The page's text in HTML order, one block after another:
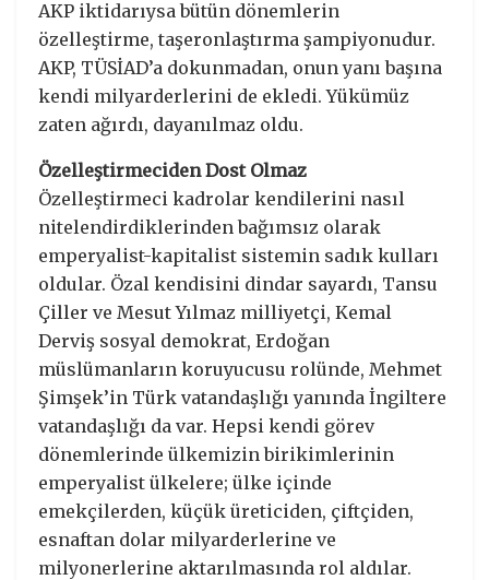
AKP iktidarıysa bütün dönemlerin
özelleştirme, taşeronlaştırma şampiyonudur.
AKP, TÜSİAD’a dokunmadan, onun yanı başına
kendi milyarderlerini de ekledi. Yükümüz
zaten ağırdı, dayanılmaz oldu.
Özelleştirmeciden Dost Olmaz
Özelleştirmeci kadrolar kendilerini nasıl
nitelendirdiklerinden bağımsız olarak
emperyalist-kapitalist sistemin sadık kulları
oldular. Özal kendisini dindar sayardı, Tansu
Çiller ve Mesut Yılmaz milliyetçi, Kemal
Derviş sosyal demokrat, Erdoğan
müslümanların koruyucusu rolünde, Mehmet
Şimşek’in Türk vatandaşlığı yanında İngiltere
vatandaşlığı da var. Hepsi kendi görev
dönemlerinde ülkemizin birikimlerinin
emperyalist ülkelere; ülke içinde
emekçilerden, küçük üreticiden, çiftçiden,
esnaftan dolar milyarderlerine ve
milyonerlerine aktarılmasında rol aldılar.